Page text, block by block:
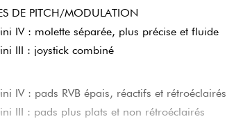
DE PITCH/MODULATION
IV : molette séparée, plus précise et fluide
III : joystick combiné
IV : pads RVB épais, réactifs et rétroéclairés
III : pads plus plats et non rétroéclairés